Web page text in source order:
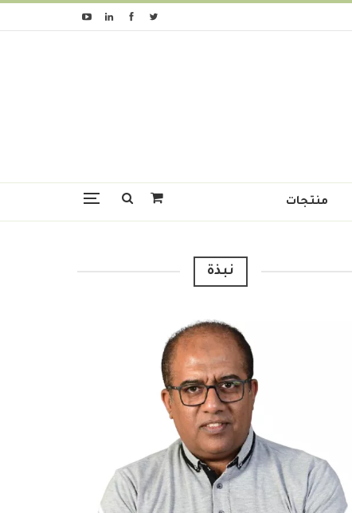
منتجات
نبذة